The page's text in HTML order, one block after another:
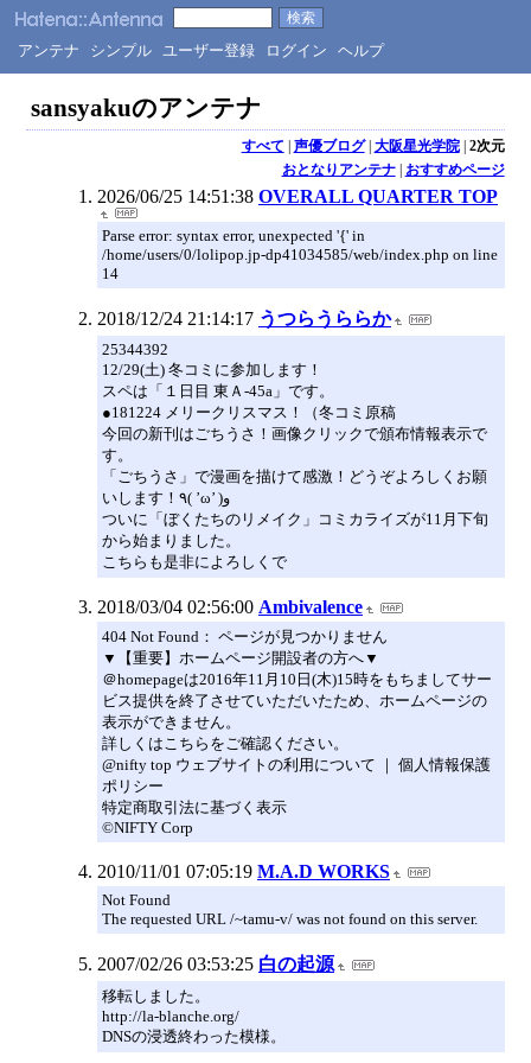
アンテナ シンプル ユーザー登録 ログイン ヘルプ
sansyakuのアンテナ
すべて | 声優ブログ| 大阪星光学院| 2次元
おとなりアンテナ| おすすめページ
2026/06/25 14:51:38 OVERALL QUARTER TOP
Parse error: syntax error, unexpected '{' in
/home/users/0/lolipop.jp-dp41034585/web/index.php on line
14
2018/12/24 21:14:17 うつらうららか
25344392
12/29(土) 冬コミに参加します！
スペは「１日目 東Ａ-45a」です。
●181224 メリークリスマス！（冬コミ原稿
今回の新刊はごちうさ！画像クリックで頒布情報表示で
す。
「ごちうさ」で漫画を描けて感激！どうぞよろしくお願
いします！٩( ’ω’ )و
ついに「ぼくたちのリメイク」コミカライズが11月下旬
から始まりました。
こちらも是非によろしくで
2018/03/04 02:56:00 Ambivalence
404 Not Found： ページが見つかりません
▼【重要】ホームページ開設者の方へ▼
＠homepageは2016年11月10日(木)15時をもちましてサー
ビス提供を終了させていただいたため、ホームページの
表示ができません。
詳しくはこちらをご確認ください。
@nifty top ウェブサイトの利用について ｜ 個人情報保護
ポリシー
特定商取引法に基づく表示
©NIFTY Corp
2010/11/01 07:05:19 M.A.D WORKS
Not Found
The requested URL /~tamu-v/ was not found on this server.
2007/02/26 03:53:25 白の起源
移転しました。
http://la-blanche.org/
DNSの浸透終わった模様。